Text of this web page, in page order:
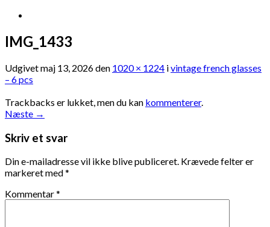
IMG_1433
Udgivetmaj 13, 2026den 1020 × 1224 ivintage french glasses
– 6 pcs
Trackbacks er lukket, men du kan kommenterer.
Næste →
Skriv et svar
Din e-mailadresse vil ikke blive publiceret. Krævede felter er
markeret med*
Kommentar*